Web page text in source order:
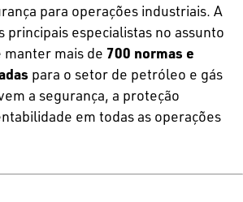
para operações industriais. A
principais especialistas no assunto
mais de 700 normas e
para o setor de petróleo e gás
a segurança, a proteção
em todas as operações